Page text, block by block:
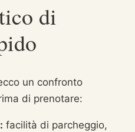
di
un confronto
di prenotare:
facilità di parcheggio,